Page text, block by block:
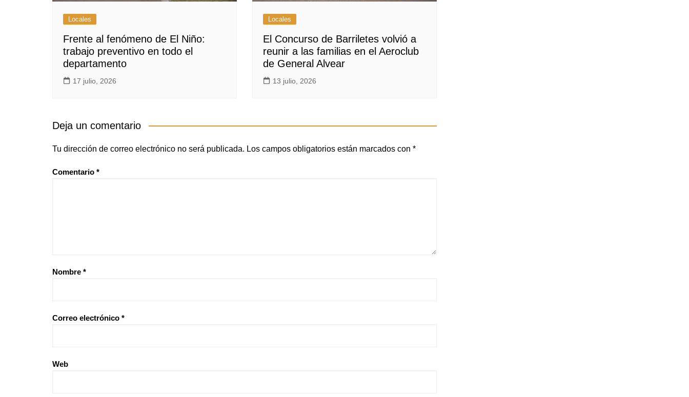
Locales
Frente al fenómeno de El Niño:
trabajo preventivo en todo el
departamento
17 julio, 2026
Locales
El Concurso de Barriletes volvió a
reunir a las familias en el Aeroclub
de General Alvear
13 julio, 2026
Deja un comentario
Tu dirección de correo electrónico no será publicada. Los campos obligatorios están marcados con *
Comentario *
Nombre *
Correo electrónico *
Web